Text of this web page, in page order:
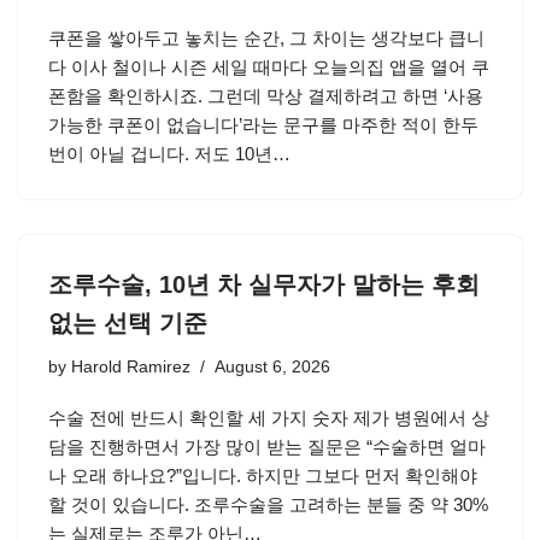
쿠폰을 쌓아두고 놓치는 순간, 그 차이는 생각보다 큽니
다 이사 철이나 시즌 세일 때마다 오늘의집 앱을 열어 쿠
폰함을 확인하시죠. 그런데 막상 결제하려고 하면 ‘사용
가능한 쿠폰이 없습니다’라는 문구를 마주한 적이 한두
번이 아닐 겁니다. 저도 10년…
조루수술, 10년 차 실무자가 말하는 후회
없는 선택 기준
by Harold Ramirez August 6, 2026
수술 전에 반드시 확인할 세 가지 숫자 제가 병원에서 상
담을 진행하면서 가장 많이 받는 질문은 “수술하면 얼마
나 오래 하나요?”입니다. 하지만 그보다 먼저 확인해야
할 것이 있습니다. 조루수술을 고려하는 분들 중 약 30%
는 실제로는 조루가 아닌…